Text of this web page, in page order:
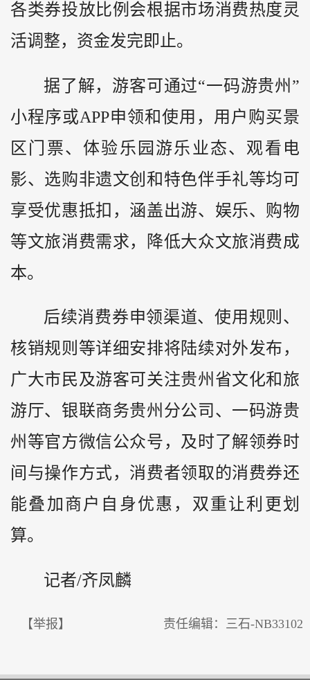
各类券投放比例会根据市场消费热度灵
活调整，资金发完即止。
据了解，游客可通过“一码游贵州”
小程序或APP申领和使用，用户购买景
区门票、体验乐园游乐业态、观看电
影、选购非遗文创和特色伴手礼等均可
享受优惠抵扣，涵盖出游、娱乐、购物
等文旅消费需求，降低大众文旅消费成
本。
后续消费券申领渠道、使用规则、
核销规则等详细安排将陆续对外发布，
广大市民及游客可关注贵州省文化和旅
游厅、银联商务贵州分公司、一码游贵
州等官方微信公众号，及时了解领券时
间与操作方式，消费者领取的消费券还
能叠加商户自身优惠，双重让利更划
算。
记者/齐凤麟
【举报】 责任编辑：三石-NB33102